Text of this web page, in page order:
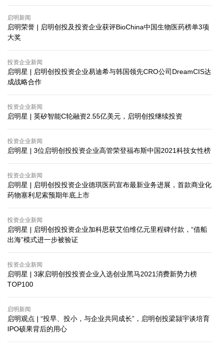
启明新闻
启明荣誉 | 启明创投及投资企业获评BioChina中国生物医药榜单3项
大奖
投资企业新闻
启明星 | 启明创投投资企业易迪希与韩国领先CRO公司DreamCIS达
成战略合作
投资企业新闻
启明星 | 英矽智能C轮融资2.55亿美元，启明创投继续投资
投资企业新闻
启明星 | 3位启明创投投资企业高管荣登福布斯中国2021科技女性榜
投资企业新闻
启明星 | 启明创投投资企业德琪医药宣布最新业务进展，首款商业化
药物塞利尼索预期年底上市
投资企业新闻
启明星 | 启明创投投资企业加科思获艾伯维亿元里程碑付款，“借船
出海”模式进一步被验证
投资企业新闻
启明星 | 3家启明创投投资企业入选创业黑马2021消费新势力榜
TOP100
启明新闻
启明观点 | ​“投早、投小，与企业共同成长”，启明创投梁颕宇谈培育
IPO硕果背后的用心